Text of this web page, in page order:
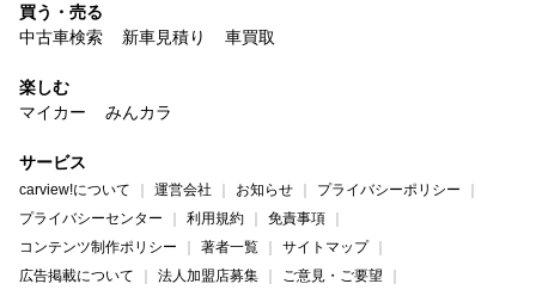
買う・売る
中古車検索
新車見積り 車買取
楽しむ
マイカー
みんカラ
サービス
carview!について 運営会社 お知らせ
プライバシーポリシー
プライバシーセンター
利用規約
免責事項
コンテンツ制作ポリシー
著者一覧
サイトマップ
広告掲載について
法人加盟店募集 ご意見・ご要望